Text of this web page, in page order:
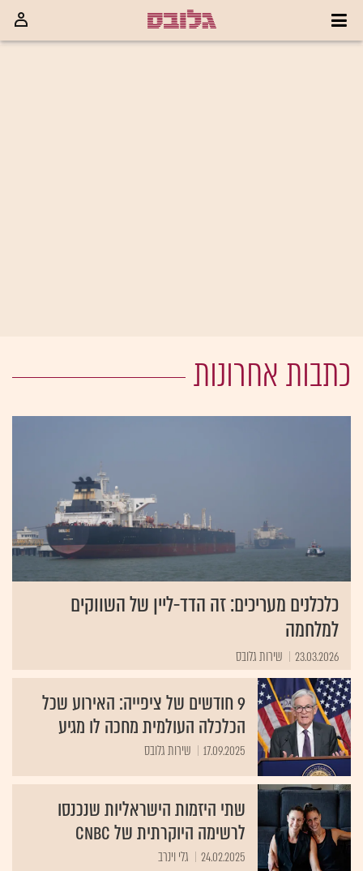
כתבות אחרונות
כלכלנים מעריכים: זה הדד-ליין של השווקים
למלחמה
23.03.2026 שירות גלובס
9 חודשים של ציפייה: האירוע שכל
הכלכלה העולמית מחכה לו מגיע
17.09.2025 שירות גלובס
שתי היזמות הישראליות שנכנסו
לרשימה היוקרתית של CNBC
24.02.2025 גלי וינרב